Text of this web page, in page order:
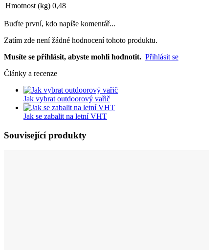
Hmotnost (kg) 0,48
Buďte první, kdo napíše komentář...
Zatím zde není žádné hodnocení tohoto produktu.
Musíte se přihlásit, abyste mohli hodnotit. Přihlásit se
Články a recenze
Jak vybrat outdoorový vařič
Jak se zabalit na letní VHT
Související produkty